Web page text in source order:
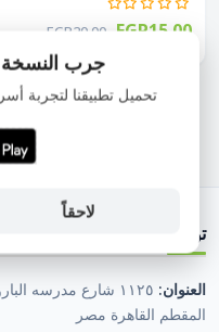
EGP20.00 EGP15.00
تواصل معنا
العنوان:
١١٢٥ شارع مدرسه
المقطم القاهرة مصر
جرب النسخة
تحميل تطبيقنا لتجربة
لاحقاً